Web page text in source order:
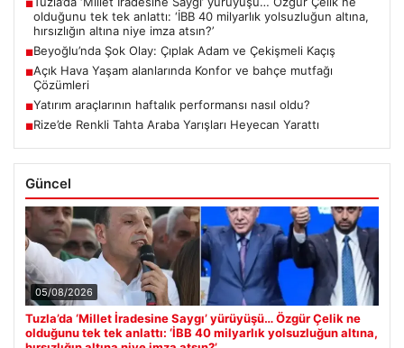
■
olduğunu tek tek anlattı: ‘İBB 40 milyarlık yolsuzluğun altına,
hırsızlığın altına niye imza atsın?’
■Beyoğlu’nda Şok Olay: Çıplak Adam ve Çekişmeli Kaçış
■Açık Hava Yaşam alanlarında Konfor ve bahçe mutfağı
Çözümleri
■Yatırım araçlarının haftalık performansı nasıl oldu?
■Rize’de Renkli Tahta Araba Yarışları Heyecan Yarattı
Güncel
05/08/2026
Tuzla’da ‘Millet İradesine Saygı’ yürüyüşü… Özgür Çelik ne
olduğunu tek tek anlattı: ‘İBB 40 milyarlık yolsuzluğun altına,